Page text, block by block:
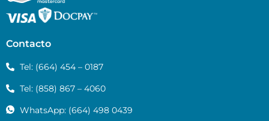
Contacto
Tel: (664) 454 – 0187
Tel: (858) 867 – 4060
WhatsApp: (664) 498 0439